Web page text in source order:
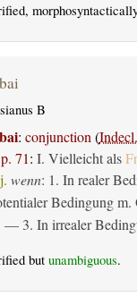
B
: conjunction (Indecl.
71: I. Vielleicht als
wenn: 1. In realer
Bedingung m.
3. In irrealer
but unambiguous.